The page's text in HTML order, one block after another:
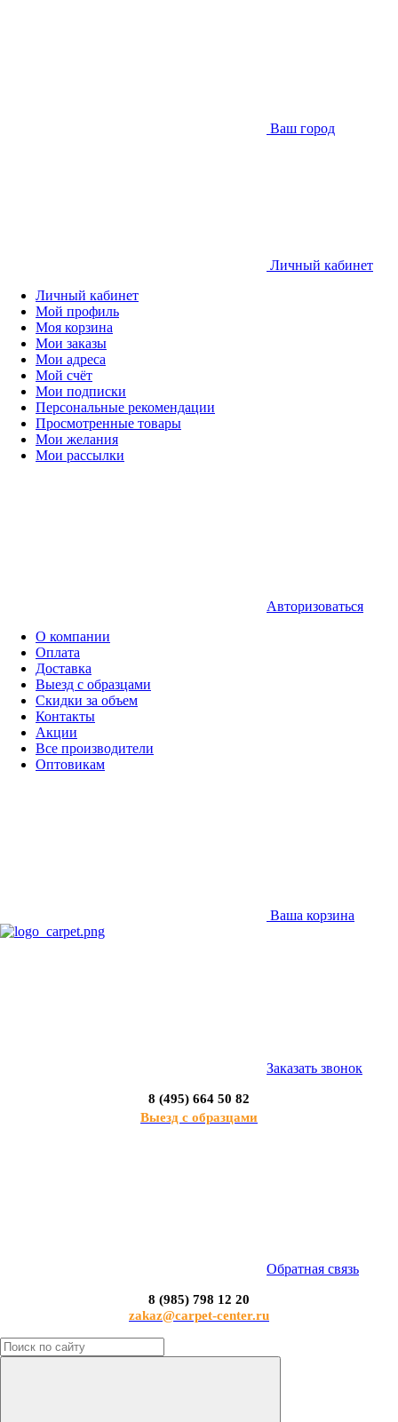
Ваш город
Личный кабинет
Личный кабинет
Мой профиль
Моя корзина
Мои заказы
Мои адреса
Мой счёт
Мои подписки
Персональные рекомендации
Просмотренные товары
Мои желания
Мои рассылки
Авторизоваться
О компании
Оплата
Доставка
Выезд с образцами
Скидки за объем
Контакты
Акции
Все производители
Оптовикам
Ваша корзина
Заказать звонок
8 (495) 664 50 82
Выезд с образцами
Обратная связь
8 (985) 798 12 20
zakaz@carpet-center.ru